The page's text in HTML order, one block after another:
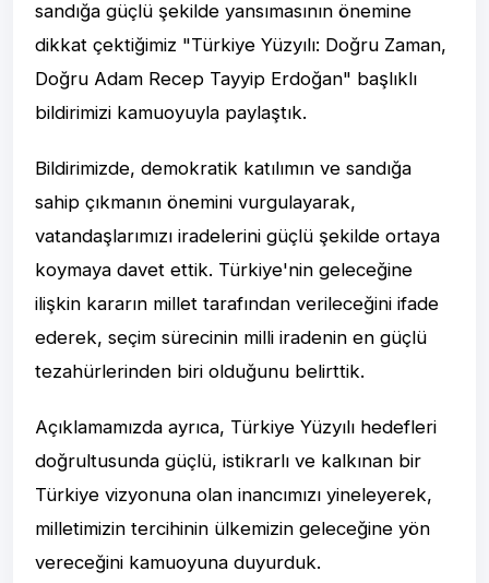
sandığa güçlü şekilde yansımasının önemine
dikkat çektiğimiz "Türkiye Yüzyılı: Doğru Zaman,
Doğru Adam Recep Tayyip Erdoğan" başlıklı
bildirimizi kamuoyuyla paylaştık.
Bildirimizde, demokratik katılımın ve sandığa
sahip çıkmanın önemini vurgulayarak,
vatandaşlarımızı iradelerini güçlü şekilde ortaya
koymaya davet ettik. Türkiye'nin geleceğine
ilişkin kararın millet tarafından verileceğini ifade
ederek, seçim sürecinin milli iradenin en güçlü
tezahürlerinden biri olduğunu belirttik.
Açıklamamızda ayrıca, Türkiye Yüzyılı hedefleri
doğrultusunda güçlü, istikrarlı ve kalkınan bir
Türkiye vizyonuna olan inancımızı yineleyerek,
milletimizin tercihinin ülkemizin geleceğine yön
vereceğini kamuoyuna duyurduk.